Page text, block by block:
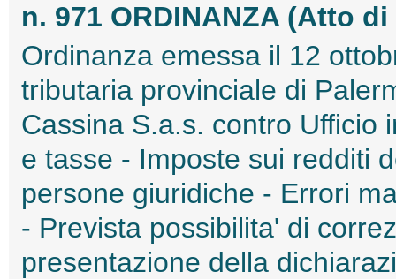
n. 971 ORDINANZA (Atto
Ordinanza emessa il 12
tributaria provinciale di
Cassina S.a.s. contro Ufficio
e tasse - Imposte sui redditi
persone giuridiche - Errori
- Prevista possibilita' di
presentazione della